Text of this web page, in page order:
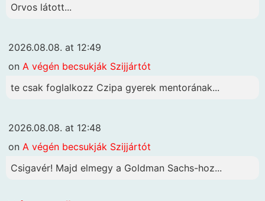
Orvos látott...
2026.08.08. at 12:49
on A végén becsukják Szijjártót
te csak foglalkozz Czipa gyerek mentorának...
2026.08.08. at 12:48
on A végén becsukják Szijjártót
Csigavér! Majd elmegy a Goldman Sachs-hoz...